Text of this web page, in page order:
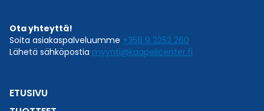
Ota yhteyttä!
Soita asiakaspalveluumme +358 9 2252 260
Lähetä sähköpostia myynti@kaapelicenter.fi
ETUSIVU